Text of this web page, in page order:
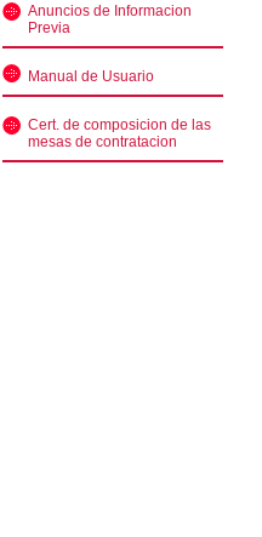
Anuncios de Informacion
Previa
Manual de Usuario
Cert. de composicion de las
mesas de contratacion